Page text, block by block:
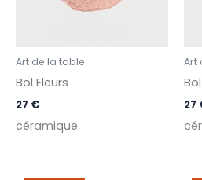
Art de la table
Bol Fleurs
27 €
céramique
Art
27